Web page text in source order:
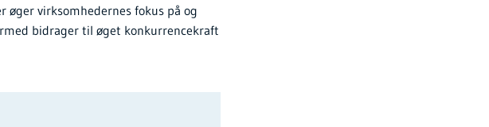
virksomhedernes fokus på og
bidrager til øget konkurrencekraft